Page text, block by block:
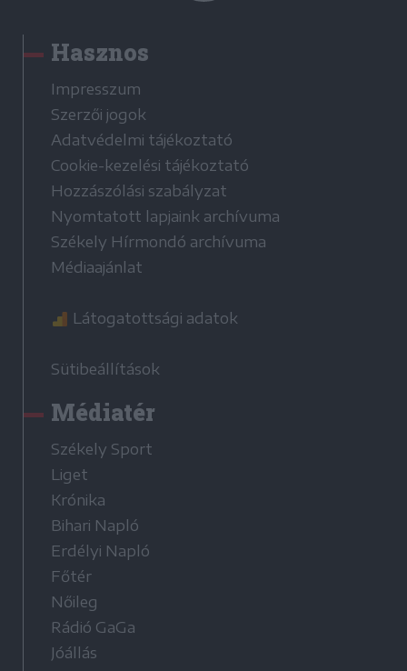
Hasznos
Impresszum
Szerzői jogok
Adatvédelmi tájékoztató
Cookie-kezelési tájékoztató
Hozzászólási szabályzat
Nyomtatott lapjaink archívuma
Székely Hírmondó archívuma
Médiaajánlat
Látogatottsági adatok
Sütibeállítások
Médiatér
Székely Sport
Liget
Krónika
Bihari Napló
Erdélyi Napló
Főtér
Nőileg
Rádió GaGa
Jóállás